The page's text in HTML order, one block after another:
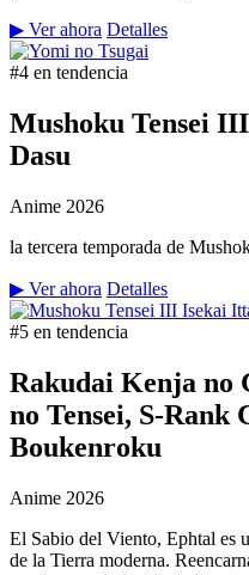
▶ Ver ahora Detalles
#4 en tendencia
Mushoku Tensei
Dasu
Anime 2026
la tercera temporada de
▶ Ver ahora Detalles
#5 en tendencia
Rakudai Kenja no
no Tensei, S-Rank
Boukenroku
Anime 2026
El Sabio del Viento, Ephtal es
de la Tierra moderna.